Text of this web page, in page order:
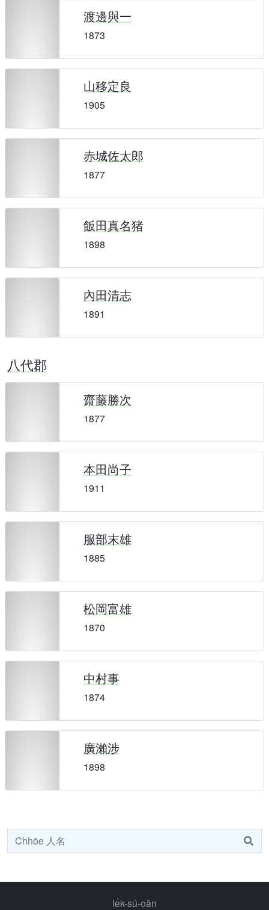
渡邊與一
1873
山移定良
1905
赤城佐太郎
1877
飯田真名猪
1898
內田清志
1891
八代郡
齋藤勝次
1877
本田尚子
1911
服部末雄
1885
松岡富雄
1870
中村事
1874
廣瀨涉
1898
le̍k-sú-oân